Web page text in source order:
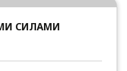
СИЛАМИ